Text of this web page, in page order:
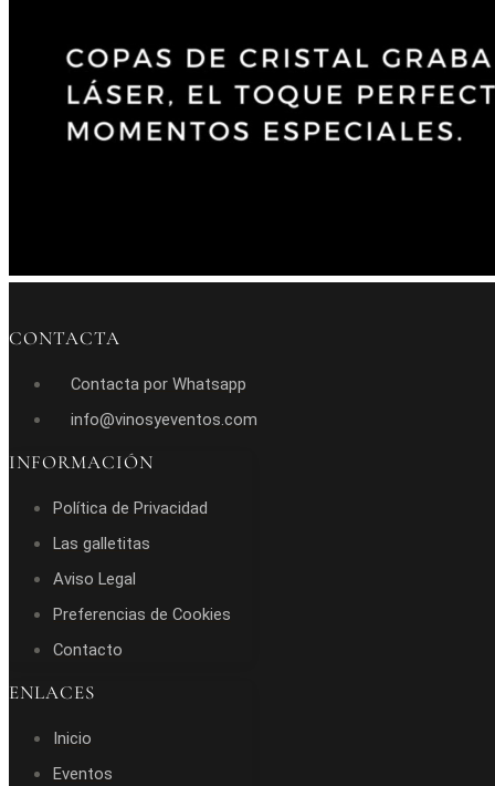
CONTACTA
Contacta por Whatsapp
info@vinosyeventos.com
INFORMACIÓN
Política de Privacidad
Las galletitas
Aviso Legal
Preferencias de Cookies
Contacto
ENLACES
Inicio
Eventos